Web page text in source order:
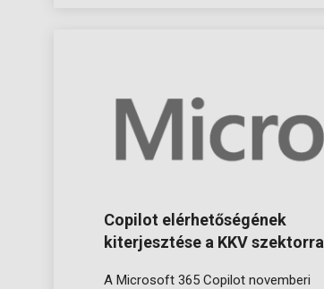
Copilot elérhetőségének
kiterjesztése a KKV szektorra
A Microsoft 365 Copilot novemberi